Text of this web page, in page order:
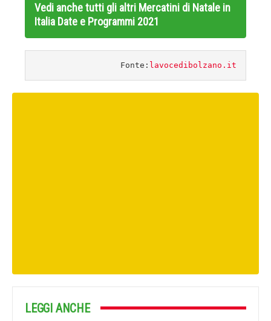
Vedi anche tutti gli altri Mercatini di Natale in
Italia Date e Programmi 2021
Fonte: lavocedibolzano.it
LEGGI ANCHE